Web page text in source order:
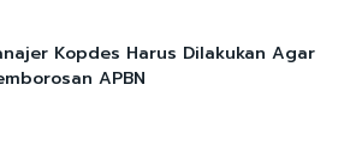
Kopdes Harus Dilakukan Agar
APBN